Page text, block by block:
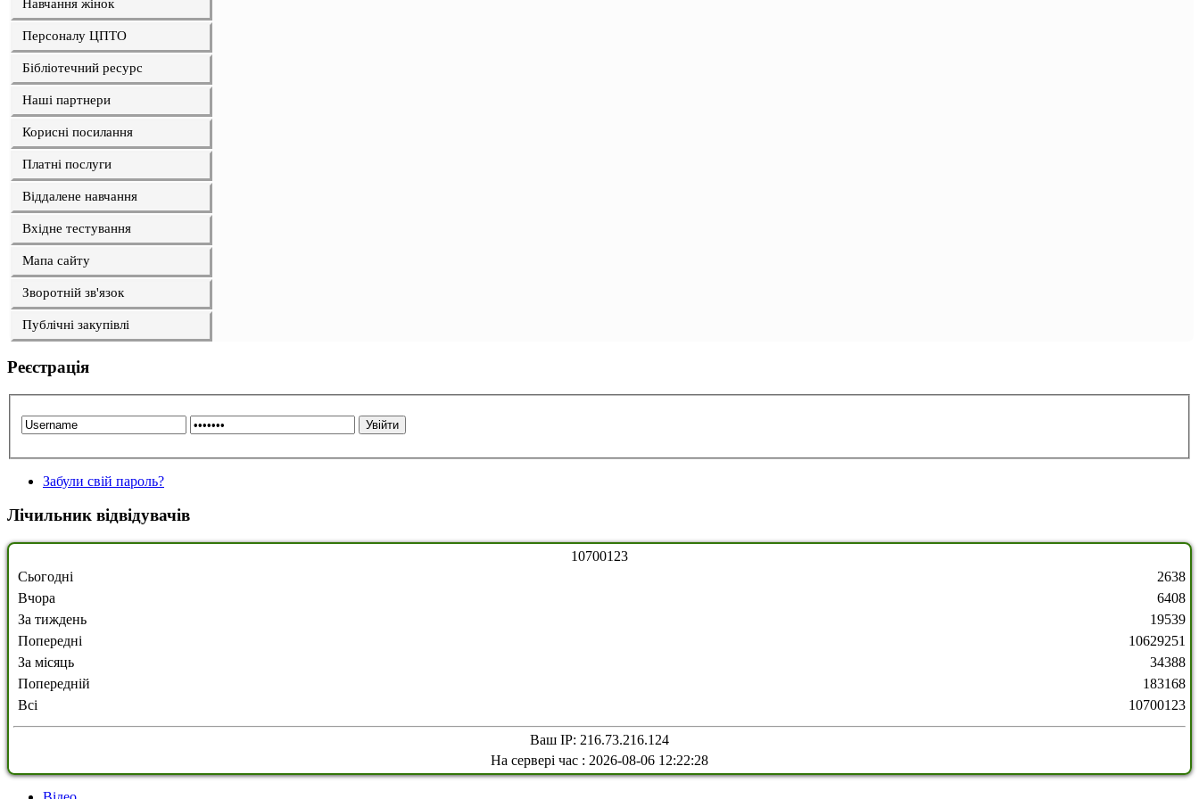
Навчання жінок
Персоналу ЦПТО
Бібліотечний ресурс
Наші партнери
Корисні посилання
Платні послуги
Віддалене навчання
Вхідне тестування
Мапа сайту
Зворотній зв'язок
Публічні закупівлі
Реєстрація
Забули свій пароль?
Лічильник відвідувачів
107001 23
Сьогодні
Вчора
За тиждень
Попередні
За місяць
Попередній
Всі
2638
6408
19539
10629251
34388
183168
10700123
Ваш IP: 216.73.216.124
На сервері час : 2026-08-06 12:22:28